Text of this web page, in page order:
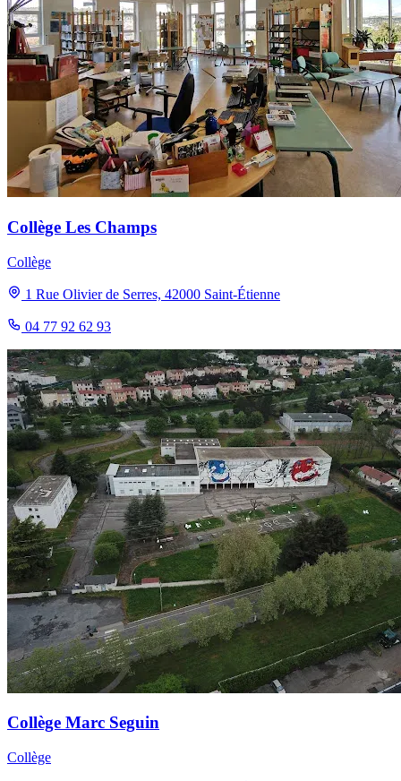
Collège Les Champs
Collège
1 Rue Olivier de Serres, 42000 Saint-Étienne
04 77 92 62 93
Collège Marc Seguin
Collège